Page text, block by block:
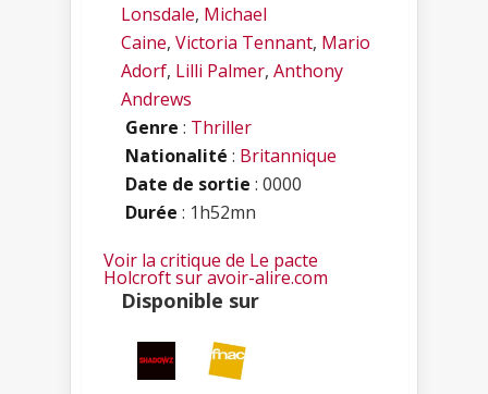
Lonsdale, Michael
Caine, Victoria Tennant, Mario
Adorf, Lilli Palmer, Anthony
Andrews
Genre : Thriller
Nationalité : Britannique
Date de sortie : 0000
Durée : 1h52mn
Voir la critique de Le pacte
Holcroft sur avoir-alire.com
Disponible sur